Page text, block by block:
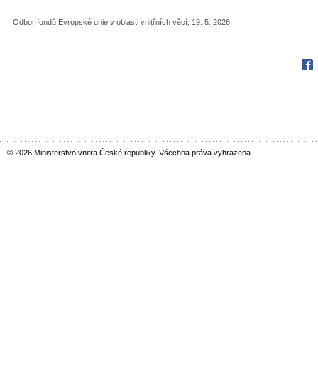
Odbor fondů Evropské unie v oblasti vnitřních věcí, 19. 5. 2026
© 2026 Ministerstvo vnitra České republiky. Všechna práva vyhrazena.